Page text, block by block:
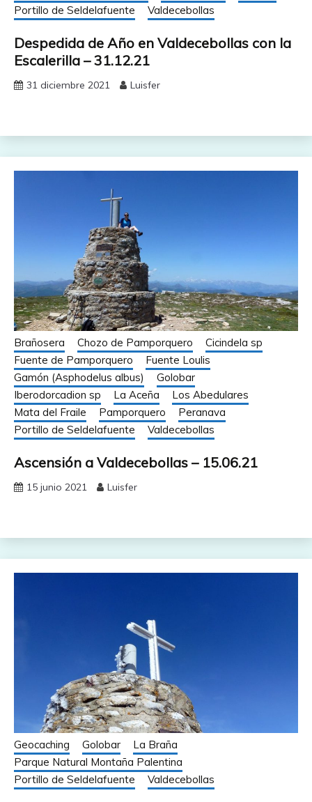
Portillo de Seldelafuente
Valdecebollas
Despedida de Año en Valdecebollas con la
Escalerilla – 31.12.21
31 diciembre 2021 Luisfer
Brañosera Chozo de Pamporquero
Cicindela sp
Fuente de Pamporquero
Fuente Loulis
Gamón (Asphodelus albus)
Golobar
Iberodorcadion sp
La Aceña
Los Abedulares
Mata del Fraile
Pamporquero
Peranava
Portillo de Seldelafuente
Valdecebollas
Ascensión a Valdecebollas – 15.06.21
15 junio 2021 Luisfer
Geocaching Golobar
La Braña
Parque Natural Montaña Palentina
Portillo de Seldelafuente
Valdecebollas